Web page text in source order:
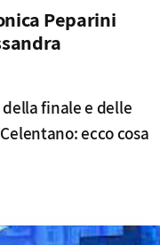
Peparini
finale e delle
ecco cosa